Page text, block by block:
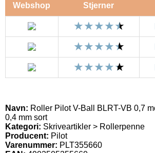
Webshop Stjerner
Navn: Roller Pilot V-Ball BLRT-VB 0,7
0,4 mm sort
Kategori: Skriveartikler > Rollerpenne
Producent: Pilot
Varenummer: PLT355660